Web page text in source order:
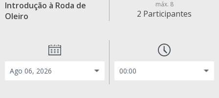
Introdução à Roda de
Oleiro
máx. 8
2 Participantes